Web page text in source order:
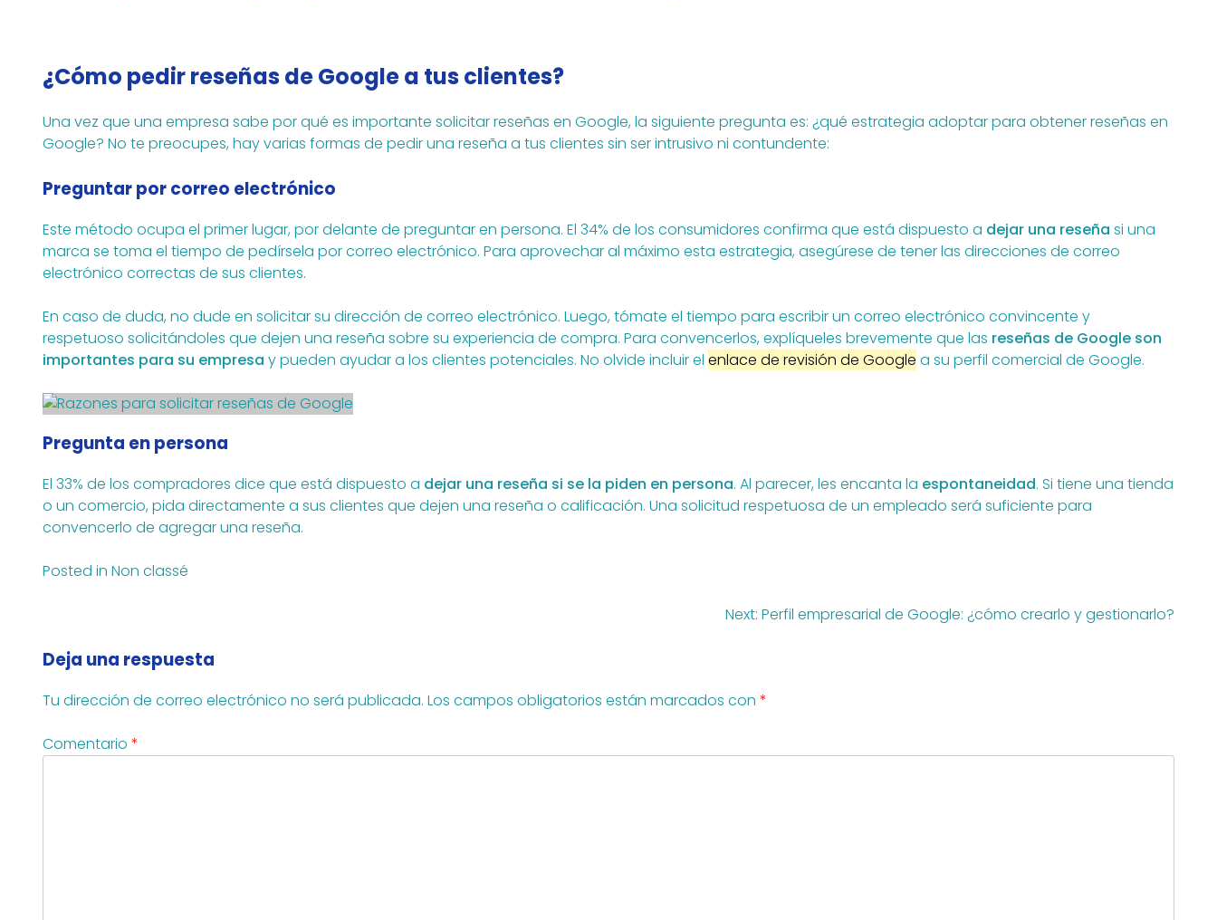
¿Cómo pedir reseñas de Google a tus clientes?
Una vez que una empresa sabe por qué es importante solicitar reseñas en Google, la siguiente pregunta es: ¿qué estrategia adoptar para obtener reseñas en
Google? No te preocupes, hay varias formas de pedir una reseña a tus clientes sin ser intrusivo ni contundente:
Preguntar por correo electrónico
Este método ocupa el primer lugar, por delante de preguntar en persona. El 34% de los consumidores confirma que está dispuesto a dejar una reseña si una
marca se toma el tiempo de pedírsela por correo electrónico. Para aprovechar al máximo esta estrategia, asegúrese de tener las direcciones de correo
electrónico correctas de sus clientes.
En caso de duda, no dude en solicitar su dirección de correo electrónico. Luego, tómate el tiempo para escribir un correo electrónico convincente y
respetuoso solicitándoles que dejen una reseña sobre su experiencia de compra. Para convencerlos, explíqueles brevemente que las reseñas de Google son
importantes para su empresa y pueden ayudar a los clientes potenciales. No olvide incluir el enlace de revisión de Google a su perfil comercial de Google.
Pregunta en persona
El 33% de los compradores dice que está dispuesto a dejar una reseña si se la piden en persona. Al parecer, les encanta la espontaneidad. Si tiene una tienda
o un comercio, pida directamente a sus clientes que dejen una reseña o calificación. Una solicitud respetuosa de un empleado será suficiente para
convencerlo de agregar una reseña.
Posted in Non classé
de
Next: Perfil empresarial de Google: ¿cómo crearlo y gestionarlo?
Deja una respuesta
Tu dirección de correo electrónico no será publicada. Los campos obligatorios están marcados con *
Comentario *